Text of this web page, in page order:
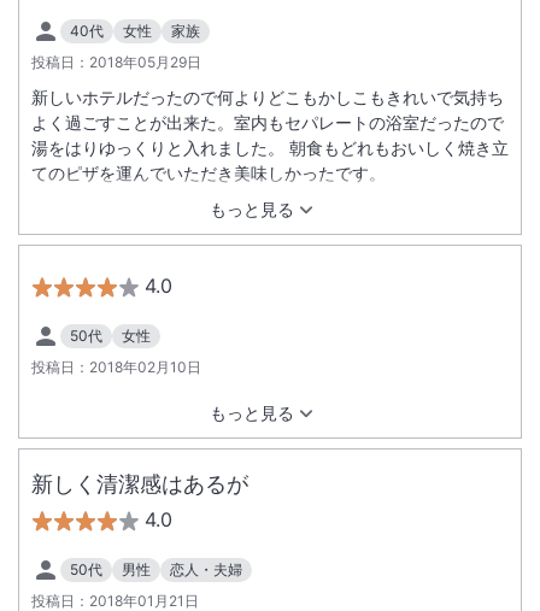
40代 女性
家族
投稿日： 2018年05月29日
もっと見る
新しいホテルだったので何よりどこもかしこもきれいで気持ち
よく過ごすことが出来た。室内もセパレートの浴室だったので
湯をはりゆっくりと入れました。 朝食もどれもおいしく焼き立
てのピザを運んでいただき美味しかったです。
4.0
50代
女性
投稿日： 2018年02月10日
もっと見る
新しく清潔感はあるが
4.0
50代 男性
恋人・夫婦
投稿日： 2018年01月21日